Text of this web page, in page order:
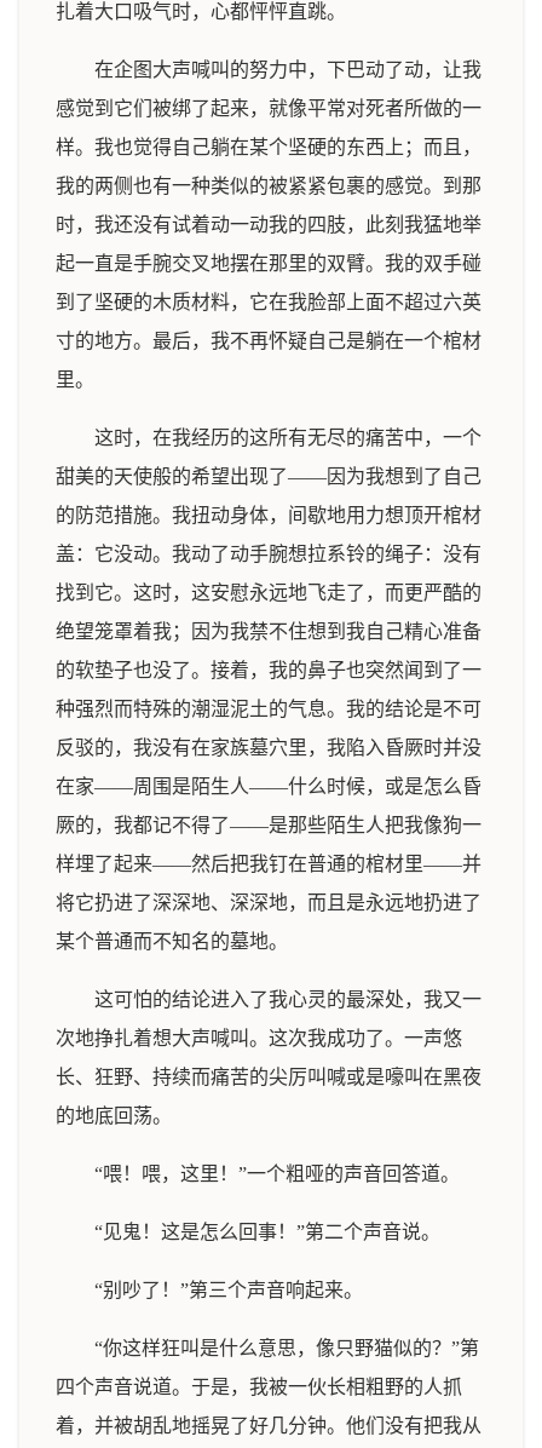
扎着大口吸气时，心都怦怦直跳。
在企图大声喊叫的努力中，下巴动了动，让我
感觉到它们被绑了起来，就像平常对死者所做的一
样。我也觉得自己躺在某个坚硬的东西上；而且，
我的两侧也有一种类似的被紧紧包裹的感觉。到那
时，我还没有试着动一动我的四肢，此刻我猛地举
起一直是手腕交叉地摆在那里的双臂。我的双手碰
到了坚硬的木质材料，它在我脸部上面不超过六英
寸的地方。最后，我不再怀疑自己是躺在一个棺材
里。
这时，在我经历的这所有无尽的痛苦中，一个
甜美的天使般的希望出现了——因为我想到了自己
的防范措施。我扭动身体，间歇地用力想顶开棺材
盖：它没动。我动了动手腕想拉系铃的绳子：没有
找到它。这时，这安慰永远地飞走了，而更严酷的
绝望笼罩着我；因为我禁不住想到我自己精心准备
的软垫子也没了。接着，我的鼻子也突然闻到了一
种强烈而特殊的潮湿泥土的气息。我的结论是不可
反驳的，我没有在家族墓穴里，我陷入昏厥时并没
在家——周围是陌生人——什么时候，或是怎么昏
厥的，我都记不得了——是那些陌生人把我像狗一
样埋了起来——然后把我钉在普通的棺材里——并
将它扔进了深深地、深深地，而且是永远地扔进了
某个普通而不知名的墓地。
这可怕的结论进入了我心灵的最深处，我又一
次地挣扎着想大声喊叫。这次我成功了。一声悠
长、狂野、持续而痛苦的尖厉叫喊或是嚎叫在黑夜
的地底回荡。
“喂！喂，这里！”一个粗哑的声音回答道。
“见鬼！这是怎么回事！”第二个声音说。
“别吵了！”第三个声音响起来。
“你这样狂叫是什么意思，像只野猫似的？”第
四个声音说道。于是，我被一伙长相粗野的人抓
着，并被胡乱地摇晃了好几分钟。他们没有把我从